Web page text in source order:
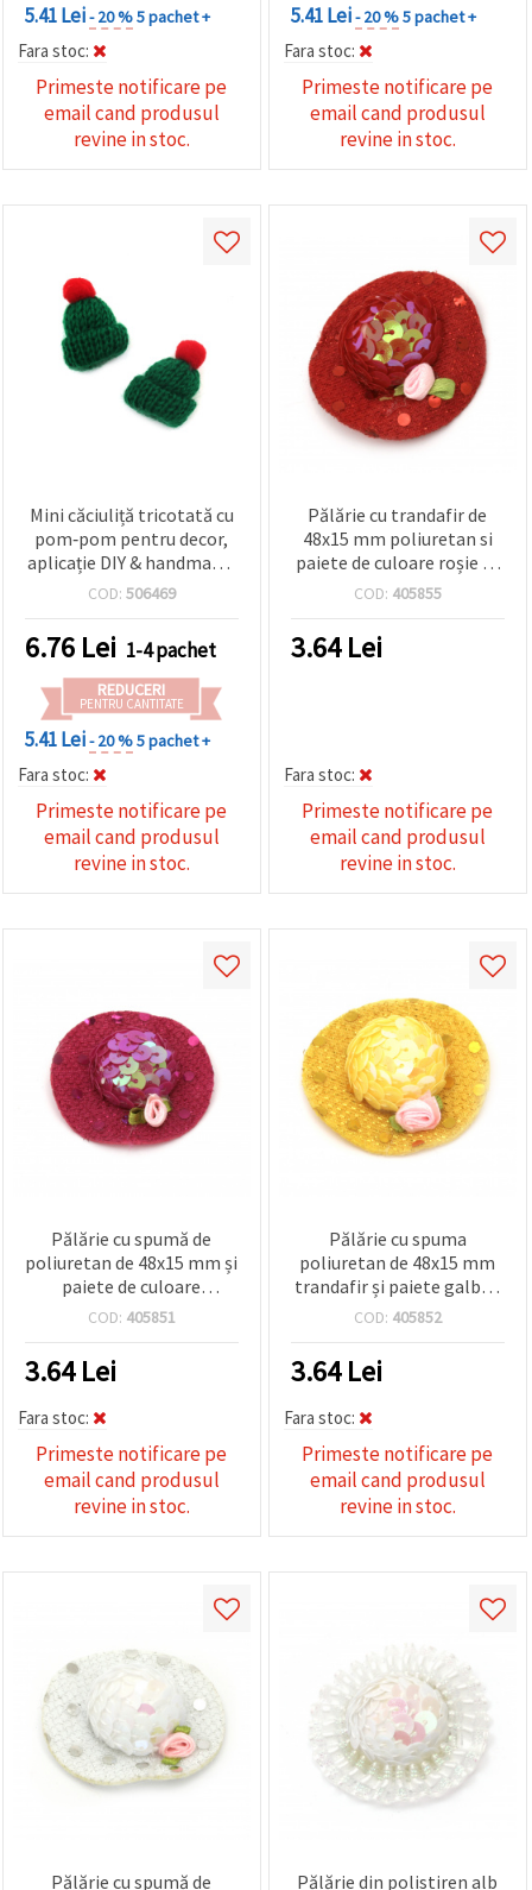
5.41 Lei- 20 %5 pachet +
Fara stoc:
Primeste notificare pe
email cand produsul
revine in stoc.
5.41 Lei- 20 %5 pachet +
Fara stoc:
Primeste notificare pe
email cand produsul
revine in stoc.
Mini căciuliță tricotată cu
pom‑pom pentru decor,
aplicație DIY & handmade,
verde & roșu, 35x45 mm –
COD: 506469
6.76 Lei 1-4 pachet
REDUCERI
PENTRU CANTITATE
5.41 Lei- 20 %5 pachet +
Fara stoc:
Primeste notificare pe
email cand produsul
revine in stoc.
Pălărie cu trandafir de
48x15 mm poliuretan si
paiete de culoare roșie -2
bucăți
COD: 405855
3.64Lei
Fara stoc:
Primeste notificare pe
email cand produsul
revine in stoc.
Pălărie cu spumă de
poliuretan de 48x15 mm și
paiete de culoare
ciclamină -2 bucăți
COD: 405851
3.64Lei
Fara stoc:
Primeste notificare pe
email cand produsul
revine in stoc.
Pălărie cu spuma
poliuretan de 48x15 mm
trandafir și paiete galben
-2 bucăți
COD: 405852
3.64Lei
Fara stoc:
Primeste notificare pe
email cand produsul
revine in stoc.
Pălărie cu spumă de Pălărie din polistiren alb